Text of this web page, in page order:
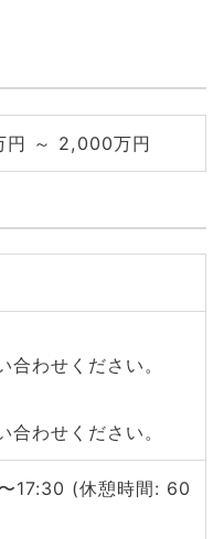
円 ～ 2,000万円
合わせください。
合わせください。
17:30 (休憩時間: 60